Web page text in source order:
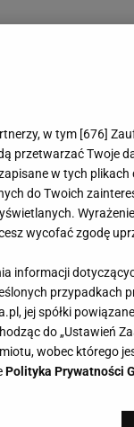
w tym [676]
przetwarzać Twoje
w tych plikach
do Twoich
wycofać zgodę
informacji
przypadkach
jej spółki
do „Ustawień
wobec którego
Polityka Prywatności